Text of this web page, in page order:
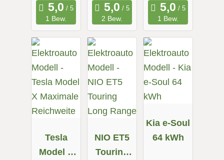
1 Bew.
Allrad
2 Bew. 1 Bew.
Tesla
Model X
NIO ET5
Touring
Kia e-Soul
64 kWh